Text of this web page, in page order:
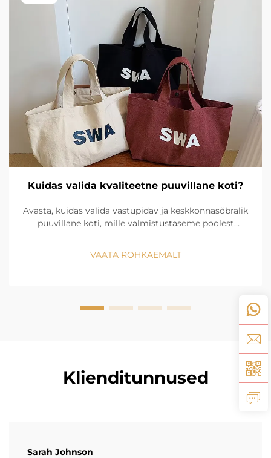
Kuidas valida kvaliteetne puuvillane koti?
Avasta, kuidas valida vastupidav ja keskkonnasõbralik
puuvillane koti, mille valmistustaseme poolest
VAATA ROHKAEMALT
Klienditunnused
Sarah Johnson